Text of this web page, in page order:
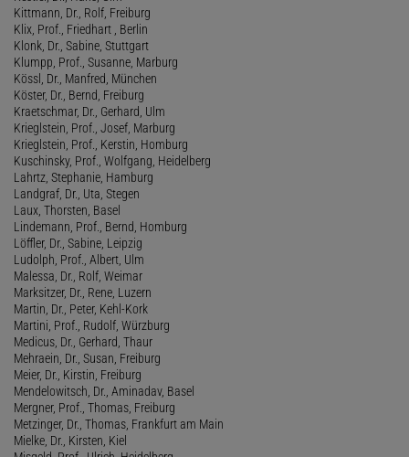
Kittmann, Dr., Rolf, Freiburg
Klix, Prof., Friedhart , Berlin
Klonk, Dr., Sabine, Stuttgart
Klumpp, Prof., Susanne, Marburg
Kössl, Dr., Manfred, München
Köster, Dr., Bernd, Freiburg
Kraetschmar, Dr., Gerhard, Ulm
Krieglstein, Prof., Josef, Marburg
Krieglstein, Prof., Kerstin, Homburg
Kuschinsky, Prof., Wolfgang, Heidelberg
Lahrtz, Stephanie, Hamburg
Landgraf, Dr., Uta, Stegen
Laux, Thorsten, Basel
Lindemann, Prof., Bernd, Homburg
Löffler, Dr., Sabine, Leipzig
Ludolph, Prof., Albert, Ulm
Malessa, Dr., Rolf, Weimar
Marksitzer, Dr., Rene, Luzern
Martin, Dr., Peter, Kehl-Kork
Martini, Prof., Rudolf, Würzburg
Medicus, Dr., Gerhard, Thaur
Mehraein, Dr., Susan, Freiburg
Meier, Dr., Kirstin, Freiburg
Mendelowitsch, Dr., Aminadav, Basel
Mergner, Prof., Thomas, Freiburg
Metzinger, Dr., Thomas, Frankfurt am Main
Mielke, Dr., Kirsten, Kiel